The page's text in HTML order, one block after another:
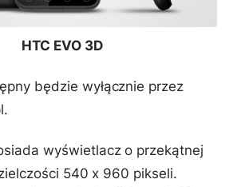
HTC EVO 3D
będzie wyłącznie przez
wyświetlacz o przekątnej
540 x 960 pikseli.